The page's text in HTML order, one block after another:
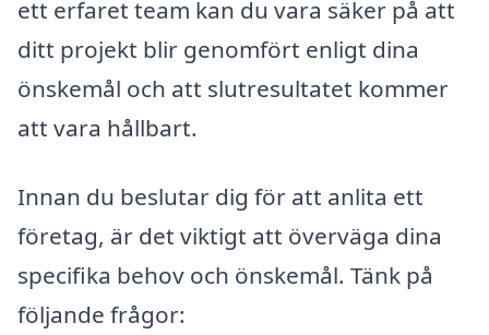
ett erfaret team kan du vara säker på att
ditt projekt blir genomfört enligt dina
önskemål och att slutresultatet kommer
att vara hållbart.
Innan du beslutar dig för att anlita ett
företag, är det viktigt att överväga dina
specifika behov och önskemål. Tänk på
följande frågor: